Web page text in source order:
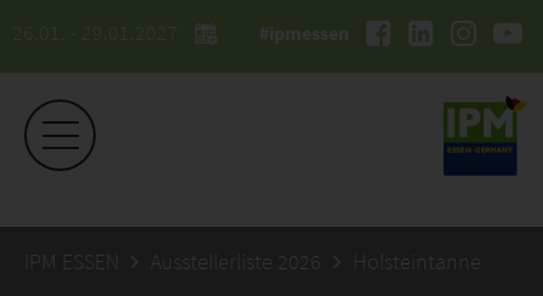
26.01. - 29.01.2027 #ipmessen
IPM ESSEN Ausstellerliste 2026 Holsteintanne